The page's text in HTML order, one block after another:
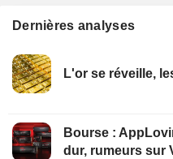
Dernières analyses
L'or se réveille,
Bourse :
dur, rumeurs sur